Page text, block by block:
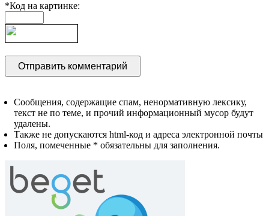
*Код на картинке:
Сообщения, содержащие спам, ненормативную лексику,
текст не по теме, и прочий информационный мусор будут
удалены.
Также не допускаются html-код и адреса электронной почты
Поля, помеченные * обязательны для заполнения.